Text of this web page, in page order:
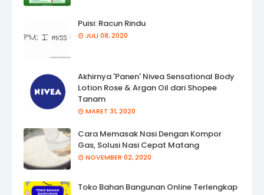
Puisi: Racun Rindu
JULI 08, 2020
Akhirnya 'Panen' Nivea Sensational Body
Lotion Rose & Argan Oil dari Shopee
Tanam
MARET 31, 2020
Cara Memasak Nasi Dengan Kompor
Gas, Solusi Nasi Cepat Matang
NOVEMBER 02, 2020
Toko Bahan Bangunan Online Terlengkap